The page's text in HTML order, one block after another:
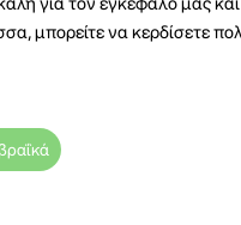
μπορείτε να κερδίσετε